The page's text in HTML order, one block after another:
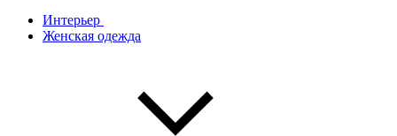
Интерьер
Женская одежда